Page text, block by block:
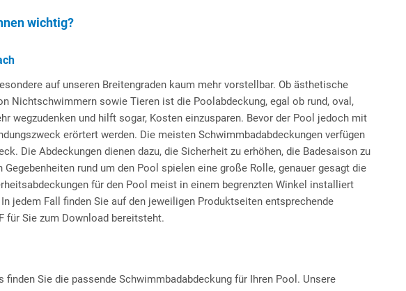
wichtig?
auf unseren Breitengraden kaum mehr vorstellbar. Ob ästhetische
Nichtschwimmern sowie Tieren ist die Poolabdeckung, egal ob rund, oval,
und hilft sogar, Kosten einzusparen. Bevor der Pool jedoch mit
erörtert werden. Die meisten Schwimmbadabdeckungen verfügen
Die Abdeckungen dienen dazu, die Sicherheit zu erhöhen, die Badesaison zu
rund um den Pool spielen eine große Rolle, genauer gesagt die
für den Pool meist in einem begrenzten Winkel installiert
jedem Fall finden Sie auf den jeweiligen Produktseiten entsprechende
für Sie zum Download bereitsteht.
Sie die passende Schwimmbadabdeckung für Ihren Pool. Unsere